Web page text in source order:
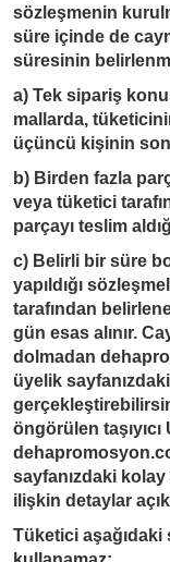
sözleşmenin
süre içinde de
süresinin
a) Tek sipariş
mallarda,
üçüncü kişinin son
b) Birden fazla
veya tüketici
parçayı teslim
c) Belirli bir süre
yapıldığı
tarafından
gün esas alınır.
dolmadan
üyelik
öngörülen
sayfanızdaki
ilişkin detaylar
Tüketici aşağıdaki